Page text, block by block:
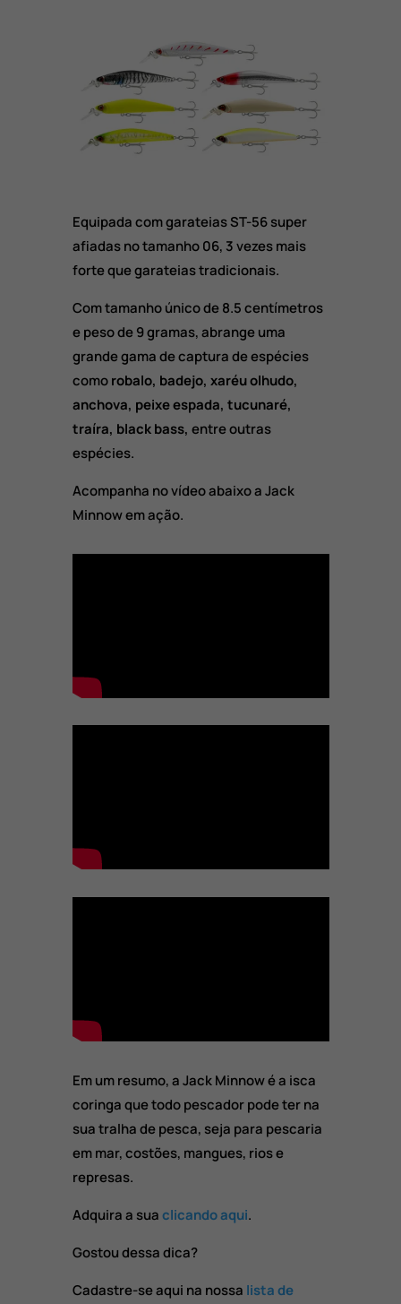
Equipada com garateias ST-56 super
afiadas no tamanho 06, 3 vezes mais
forte que garateias tradicionais.
Com tamanho único de 8.5 centímetros
e peso de 9 gramas, abrange uma
grande gama de captura de espécies
comorobalo, badejo, xaréu olhudo,
anchova, peixe espada, tucunaré,
traíra, black bass, entre outras
espécies.
Acompanha no vídeo abaixo a Jack
Minnow em ação.
Em um resumo, a Jack Minnow é a isca
coringa que todo pescador pode ter na
sua tralha de pesca, seja para pescaria
em mar, costões, mangues, rios e
represas.
Adquira a suaclicando aqui.
Gostou dessa dica?
Cadastre-se aqui na nossa lista de